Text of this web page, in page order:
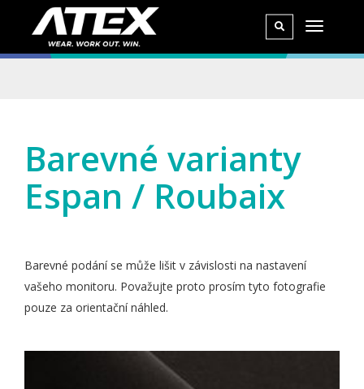
Barevné varianty
Espan / Roubaix
Barevné podání se může lišit v závislosti na nastavení
vašeho monitoru. Považujte proto prosím tyto fotografie
pouze za orientační náhled.